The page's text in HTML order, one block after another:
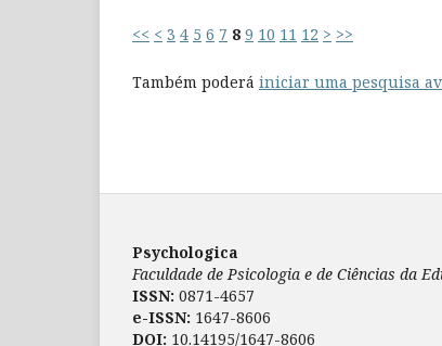
<< < 3 4 5 6 7 8 9 10 11 12 > >>
Também poderá iniciar uma pesquisa
Psychologica
Faculdade de Psicologia e de Ciências da
ISSN: 0871-4657
e-ISSN: 1647-8606
DOI: 10.14195/1647-8606